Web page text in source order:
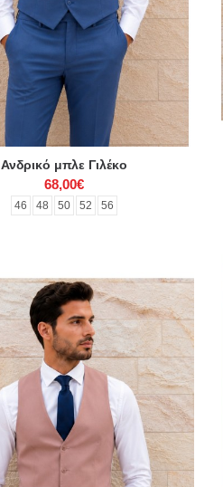
Ανδρικό μπλε Γιλέκο
68,00€
46 48 50 52 56